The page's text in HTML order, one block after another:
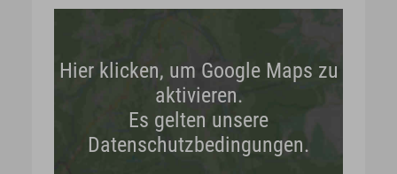
Hier klicken, um Google Maps zu
aktivieren.
Es gelten unsere
Datenschutzbedingungen.